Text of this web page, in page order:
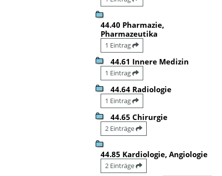
44.40 Pharmazie,
Pharmazeutika
1 Eintrag
44.61 Innere Medizin
1 Eintrag
44.64 Radiologie
1 Eintrag
44.65 Chirurgie
2 Einträge
44.85 Kardiologie, Angiologie
2 Einträge